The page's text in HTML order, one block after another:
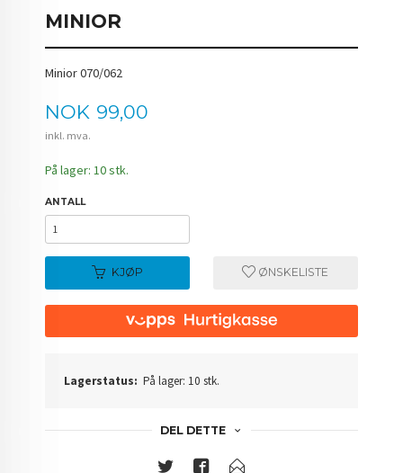
MINIOR
Minior 070/062
Pris
NOK 99,00
inkl. mva.
På lager: 10 stk.
ANTALL
KJØP ØNSKELISTE
Lagerstatus: På lager: 10 stk.
DEL DETTE